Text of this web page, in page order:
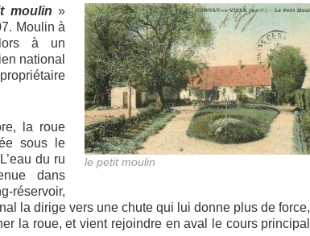
le petit moulin
moulin»
Moulin à
à un
national
la roue
sous le
du ru
dans
réservoir,
la dirige vers une chute qui lui donne plus de force,
la roue, et vient rejoindre en aval le cours principal